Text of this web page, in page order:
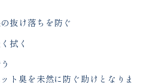
抜け落ちを防ぐ
拭く
ト臭を未然に防ぐ助けとなりま